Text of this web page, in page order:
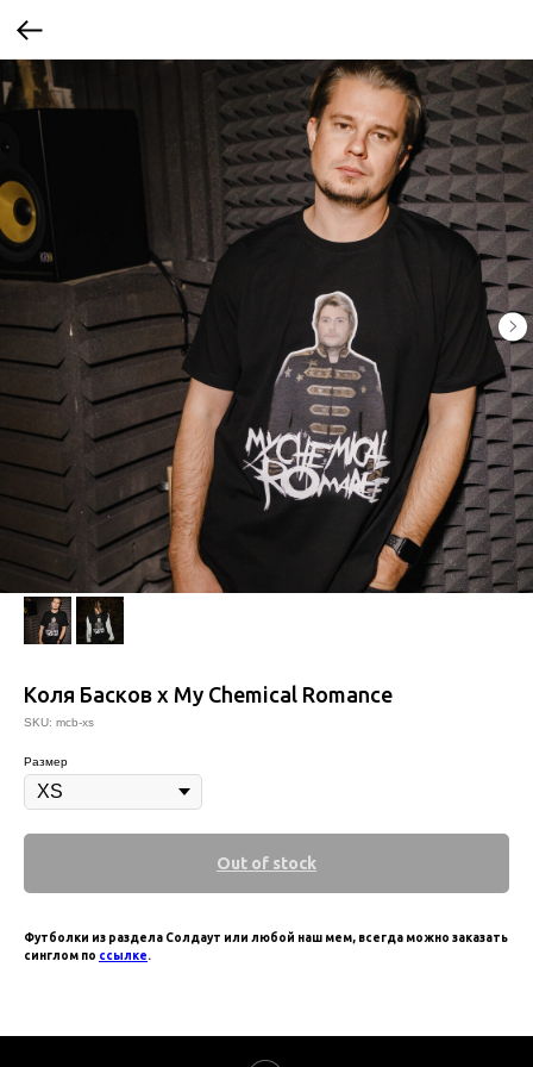
Коля Басков х My Chemical Romance
SKU: mcb-xs
Размер
Out of stock
Футболки из раздела Солдаут или любой наш мем, всегда можно заказать
синглом по ссылке.